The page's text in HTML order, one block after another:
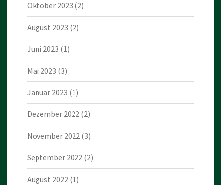
Oktober 2023 (2)
August 2023 (2)
Juni 2023 (1)
Mai 2023 (3)
Januar 2023 (1)
Dezember 2022 (2)
November 2022 (3)
September 2022 (2)
August 2022 (1)